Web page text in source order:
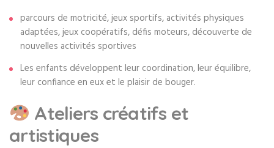
parcours de motricité, jeux sportifs, activités physiques
adaptées, jeux coopératifs, défis moteurs, découverte de
nouvelles activités sportives
Les enfants développent leur coordination, leur équilibre,
leur confiance en eux et le plaisir de bouger.
Ateliers créatifs et
artistiques